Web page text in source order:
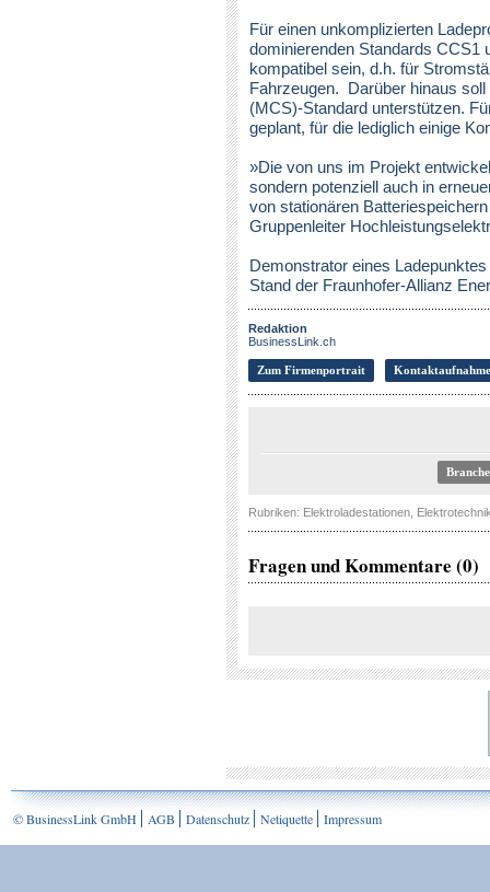
Für einen unkomplizierten
dominierenden Standards CCS1
kompatibel sein, d.h. für
Fahrzeugen. Darüber hinaus
(MCS)-Standard unterstützen.
geplant, für die lediglich einige
»Die von uns im Projekt
sondern potenziell auch in
von stationären
Gruppenleiter
Demonstrator eines
Stand der Fraunhofer-Allianz
Redaktion
BusinessLink.ch
Zum Firmenportrait Kontaktaufnahme
Rubriken: Elektroladestationen
Fragen und Kommentare (0)
© BusinessLink GmbH AGB Datenschutz Netiquette Impressum